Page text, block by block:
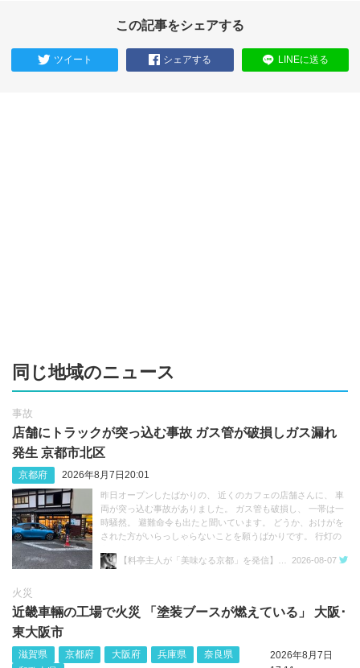
この記事をシェアする
ツイート シェアする LINEに送る
同じ地域のニュース
事故
店舗にトラックが突っ込む事故 ガス管が破損しガス漏れ
発生 京都市北区
京都府 2026年8月7日20:01
昨日オープンしたばかりの、 近くのカフェの店舗さんに、 車
両が突っ込む事故がありました。 ガス管も破損し、 一帯は一
時騒然。 避難命令も出たと聞いています。 どうか、おけがを
された方がいらっしゃらないことを願うばかりです。 行灯の
https://t.co/jcwPJIQv22 https://t.co/GaPGD6hgxg2026-08-07
火災
近畿車輛の工場で火災 「塗装ブースが燃えている」 大阪･
東大阪市
滋賀県 京都府 大阪府 兵庫県
奈良県
2026年8月7日